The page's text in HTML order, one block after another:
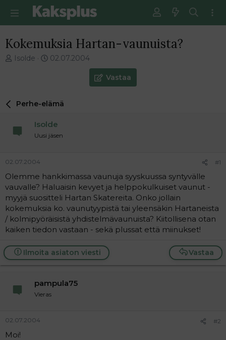
Kokemuksia Hartan-vaunuista?
V
e
t
n
a
o
i
t
t
a
a
Isolde
E
m
i
n
i
s
t
i
02.07.2004
Vastaa
Perhe-elämä
Isolde
Uusi jäsen
02.07.2004 #1
Olemme hankkimassa vaunuja syyskuussa syntyvälle
vauvalle? Haluaisin kevyet ja helppokulkuiset vaunut -
myyjä suositteli Hartan Skatereita. Onko jollain
kokemuksia ko. vaunutyypistä tai yleensäkin Hartaneista
/ kolmipyöräisistä yhdistelmävaunuista? Kiitollisena otan
kaiken tiedon vastaan - sekä plussat että miinukset!
Vastaa
Ilmoita asiaton viesti
pampula75
Vieras
02.07.2004 #2
Moi!